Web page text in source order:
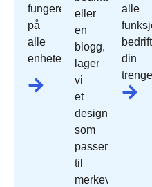
fungerer
på
alle
enheter.
eller
en
blogg,
lager
vi
et
design
som
passer
til
merkevaren
alle
din